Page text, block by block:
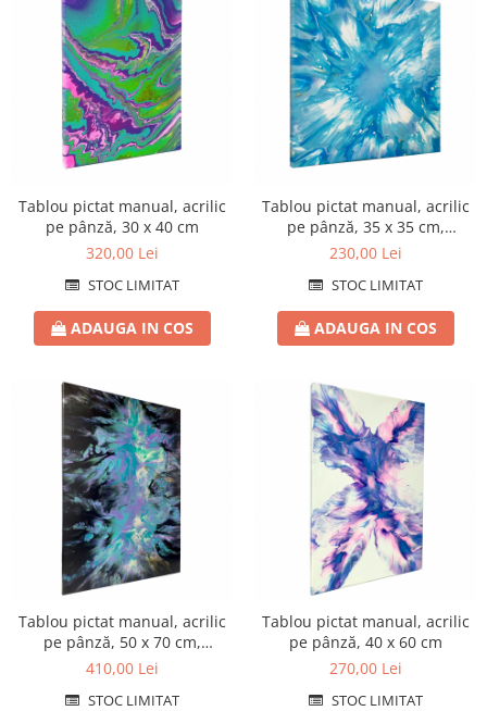
Tablou pictat manual, acrilic
pe pânză, 30 x 40 cm
320,00 Lei
STOC LIMITAT
ADAUGA IN COS
Tablou pictat manual, acrilic
pe pânză, 35 x 35 cm,
iridescent
230,00 Lei
STOC LIMITAT
ADAUGA IN COS
Tablou pictat manual, acrilic
pe pânză, 50 x 70 cm,
iridescent
410,00 Lei
STOC LIMITAT
Tablou pictat manual, acrilic
pe pânză, 40 x 60 cm
270,00 Lei
STOC LIMITAT